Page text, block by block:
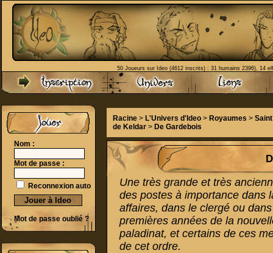
50 Joueurs sur Ideo (4612 inscrits) : 31 humains 2396), 14
Nom :
Mot de passe :
Reconnexion auto
Mot de passe oublié ?
Racine> L'Univers d'Ideo> Royaumes >
de Keldar> De Gardebois
Une très grande et très
des postes à importance dans
affaires, dans le clergé ou
premières années de la
paladinat, et certains de ces
de cet ordre.